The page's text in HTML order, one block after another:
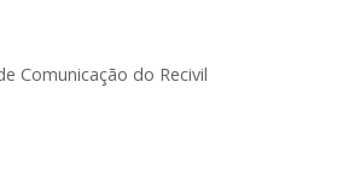
Comunicação do Recivil